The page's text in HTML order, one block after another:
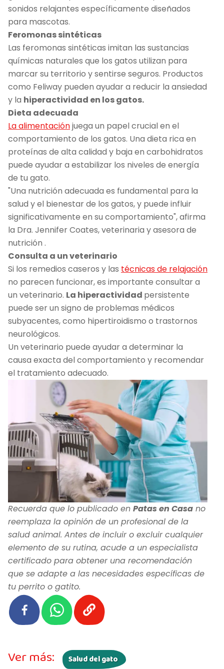
sonidos relajantes específicamente diseñados
para mascotas.
Feromonas sintéticas
Las feromonas sintéticas imitan las sustancias
químicas naturales que los gatos utilizan para
marcar su territorio y sentirse seguros. Productos
como Feliway pueden ayudar a reducir la ansiedad
y la hiperactividad en los gatos.
Dieta adecuada
La alimentaciónjuega un papel crucial en el
comportamiento de los gatos. Una dieta rica en
proteínas de alta calidad y baja en carbohidratos
puede ayudar a estabilizar los niveles de energía
de tu gato.
"Una nutrición adecuada es fundamental para la
salud y el bienestar de los gatos, y puede influir
significativamente en su comportamiento", afirma
la Dra. Jennifer Coates, veterinaria y asesora de
nutrición .
Consulta a un veterinario
Si los remedios caseros y las técnicas de relajación
no parecen funcionar, es importante consultar a
un veterinario. La hiperactividad persistente
puede ser un signo de problemas médicos
subyacentes, como hipertiroidismo o trastornos
neurológicos.
Un veterinario puede ayudar a determinar la
causa exacta del comportamiento y recomendar
el tratamiento adecuado.
Recuerda que lo publicado en Patas en Casa no
reemplaza la opinión de un profesional de la
salud animal. Antes de incluir o excluir cualquier
elemento de su rutina, acude a un especialista
certificado para obtener una recomendación
que se adapte a las necesidades específicas de
tu perrito o gatito.
Ver más: Salud del gato